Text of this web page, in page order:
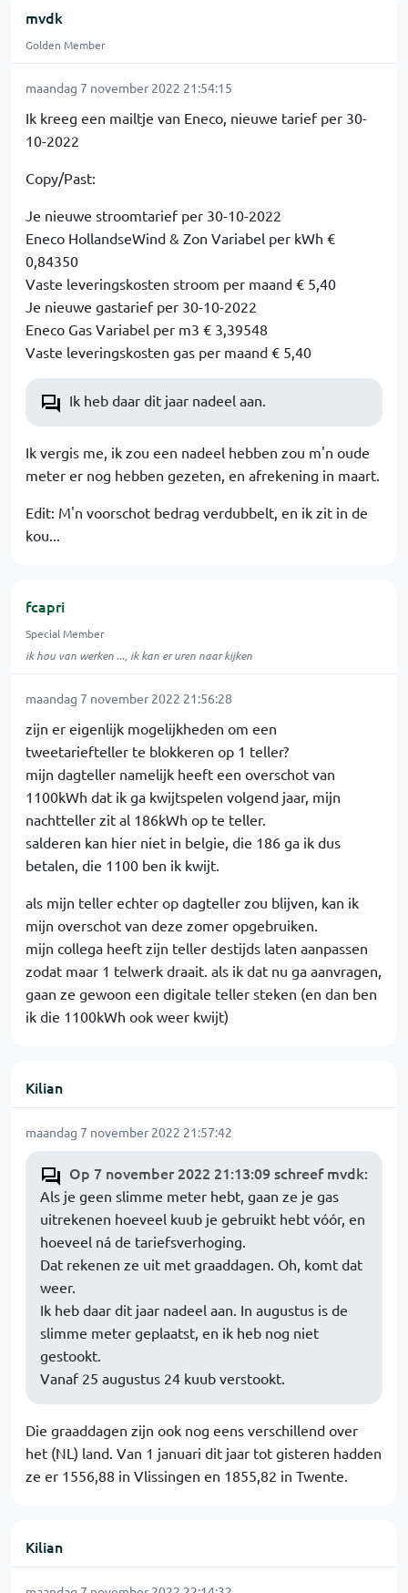
mvdk
Golden Member
maandag 7 november 2022 21:54:15
Ik kreeg een mailtje van Eneco, nieuwe tarief per 30-
10-2022
Copy/Past:
Je nieuwe stroomtarief per 30-10-2022
Eneco HollandseWind & Zon Variabel per kWh €
0,84350
Vaste leveringskosten stroom per maand € 5,40
Je nieuwe gastarief per 30-10-2022
Eneco Gas Variabel per m3 € 3,39548
Vaste leveringskosten gas per maand € 5,40
Ik heb daar dit jaar nadeel aan.
Ik vergis me, ik zou een nadeel hebben zou m'n oude
meter er nog hebben gezeten, en afrekening in maart.
Edit: M'n voorschot bedrag verdubbelt, en ik zit in de
kou...
fcapri
Special Member
ik hou van werken ..., ik kan er uren naar kijken
maandag 7 november 2022 21:56:28
zijn er eigenlijk mogelijkheden om een
tweetariefteller te blokkeren op 1 teller?
mijn dagteller namelijk heeft een overschot van
1100kWh dat ik ga kwijtspelen volgend jaar, mijn
nachtteller zit al 186kWh op te teller.
salderen kan hier niet in belgie, die 186 ga ik dus
betalen, die 1100 ben ik kwijt.
als mijn teller echter op dagteller zou blijven, kan ik
mijn overschot van deze zomer opgebruiken.
mijn collega heeft zijn teller destijds laten aanpassen
zodat maar 1 telwerk draait. als ik dat nu ga aanvragen,
gaan ze gewoon een digitale teller steken (en dan ben
ik die 1100kWh ook weer kwijt)
Kilian
maandag 7 november 2022 21:57:42
Op 7 november 2022 21:13:09 schreef mvdk:
Als je geen slimme meter hebt, gaan ze je gas
uitrekenen hoeveel kuub je gebruikt hebt vóór, en
hoeveel ná de tariefsverhoging.
Dat rekenen ze uit met graaddagen. Oh, komt dat
weer.
Ik heb daar dit jaar nadeel aan. In augustus is de
slimme meter geplaatst, en ik heb nog niet
gestookt.
Vanaf 25 augustus 24 kuub verstookt.
Die graaddagen zijn ook nog eens verschillend over
het (NL) land. Van 1 januari dit jaar tot gisteren hadden
ze er 1556,88 in Vlissingen en 1855,82 in Twente.
Kilian